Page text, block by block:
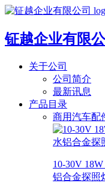
钲越企业有限
关于公司
公司简介
最新讯息
产品目录
商用汽车配
10-30V
铝合金探照